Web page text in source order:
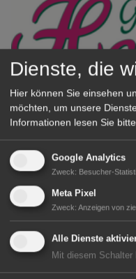
Gärtnerei Hanns
Mitarbeiter (m/w/d) für
Logistikhalle
zur
GABOT
1A-Lage, ihre Chance
grünen Branche
Dienste, die
Hier können Sie einsehen
möchten, um unsere
Informationen lesen Sie
Google Analytics
Zweck: Besucher-
Meta Pixel
Zweck: Anzeigen von
Alle Dienste
Mit diesem